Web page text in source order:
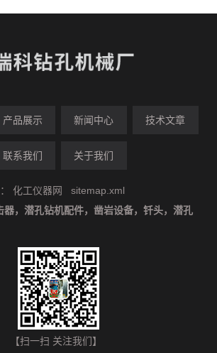
产品展示 新闻中心 技术文章
联系我们 关于我们
：化工仪器网
sitemap.xml
器，潜孔钻机配件，凿岩设备，钎头，潜孔
【扫一扫 关注我们】